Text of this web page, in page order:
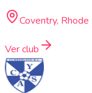
Coventry, Rhode
Ver club